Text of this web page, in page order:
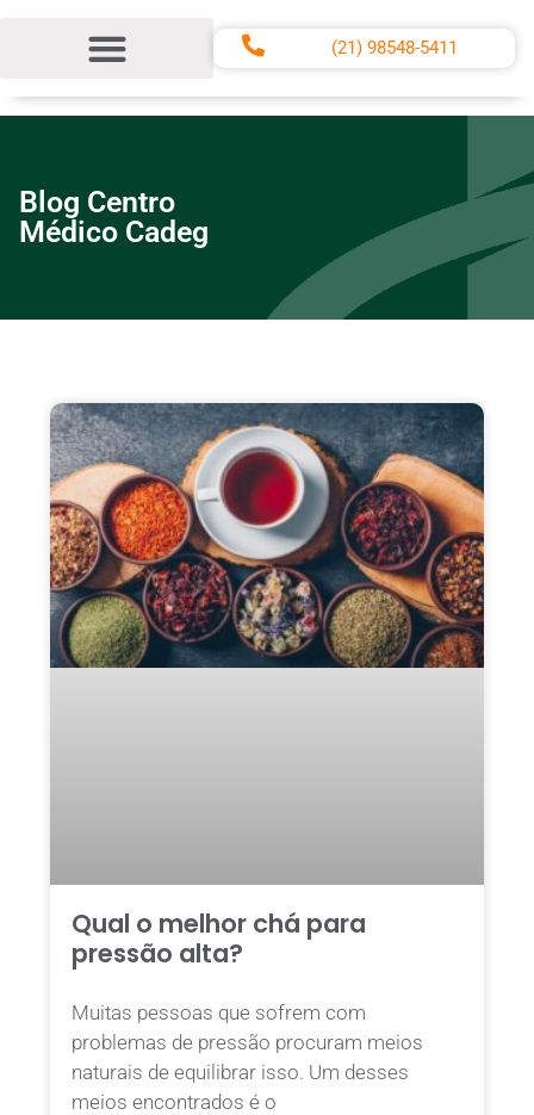
(21) 98548-5411
Blog Centro
Médico Cadeg
Qual o melhor chá para
pressão alta?
Muitas pessoas que sofrem com
problemas de pressão procuram meios
naturais de equilibrar isso. Um desses
meios encontrados é o